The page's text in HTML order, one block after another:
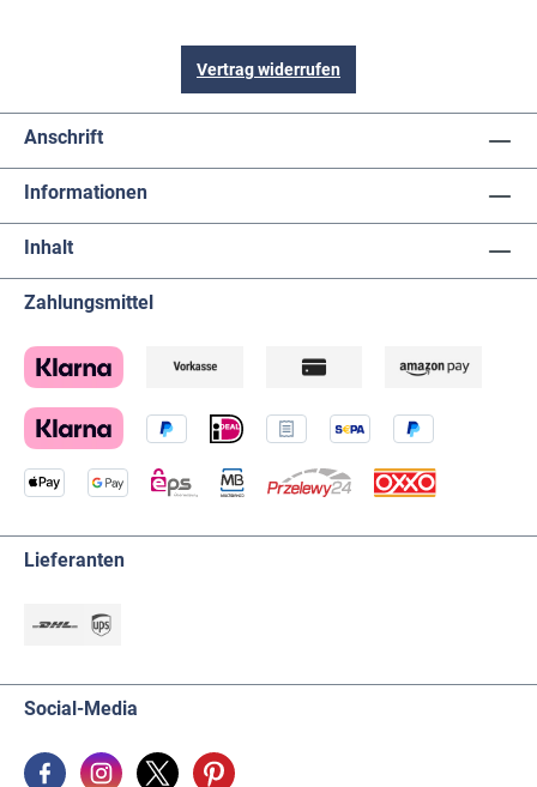
Vertrag widerrufen
Anschrift
Informationen
Inhalt
Zahlungsmittel
Lieferanten
Social-Media